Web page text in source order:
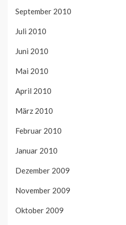
September 2010
Juli 2010
Juni 2010
Mai 2010
April 2010
März 2010
Februar 2010
Januar 2010
Dezember 2009
November 2009
Oktober 2009